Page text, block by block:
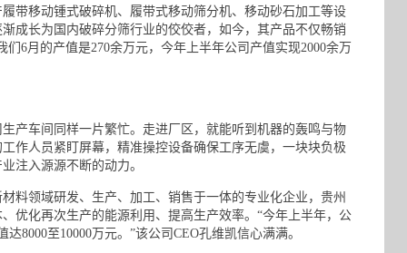
移动锺式破碎机、履带式移动筛分机、移动砂石加工等设
成长为国内破碎分筛行业的佼佼者，如今，其产品不仅畅销
6月的产值是270余万元，今年上半年公司产值实现2000余万
车间同样一片繁忙。走进厂区，就能听到机器的轰鸣与物
作人员紧盯屏幕，精准操控设备确保工序无虞，一块块负极
注入源源不断的动力。
领域研发、生产、加工、销售于一体的专业化企业，贵州
优化再次生产的能源利用、提高生产效率。“今年上半年，公
8000至10000万元。”该公司CEO孔维凯信心满满。